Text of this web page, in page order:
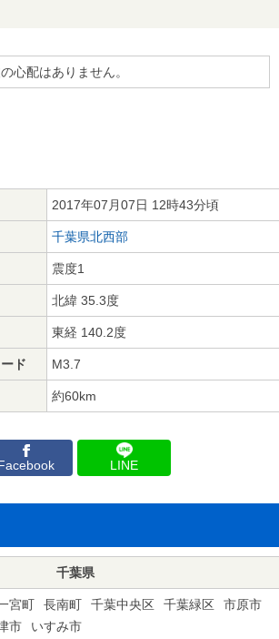
心配はありません。
2017年07月07日 12時43分頃
千葉県北西部
震度1
北緯 35.3度
東経 140.2度
ド M3.7
約60km
Facebook LINE
千葉県
宮町 長南町 千葉中央区 千葉緑区
市原市
市 いすみ市